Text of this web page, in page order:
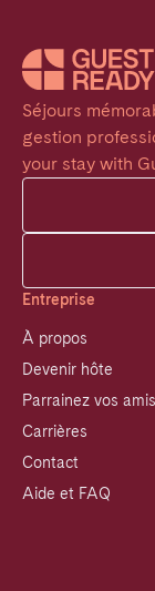
Séjours
gestion
your stay with
Entreprise
À propos
Devenir hôte
Parrainez vos amis
Carrières
Contact
Aide et FAQ